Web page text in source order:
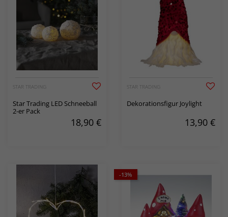
STAR TRADING
Star Trading LED Schneeball
2-er Pack
18,90 €
STAR TRADING
Dekorationsfigur Joylight
13,90 €
-13%